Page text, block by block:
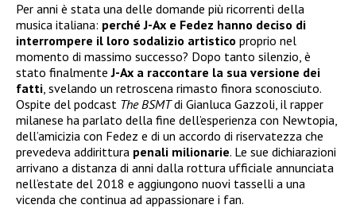
Per anni è stata una delle domande più ricorrenti della
musica italiana: perché J-Ax e Fedez hanno deciso di
interrompere il loro sodalizio artistico proprio nel
momento di massimo successo? Dopo tanto silenzio, è
stato finalmenteJ-Ax a raccontare la sua versione dei
fatti, svelando un retroscena rimasto finora sconosciuto.
Ospite del podcast The BSMTdi Gianluca Gazzoli, il rapper
milanese ha parlato della fine dell’esperienza con Newtopia,
dell’amicizia con Fedez e di un accordo di riservatezza che
prevedeva addirittura penali milionarie. Le sue dichiarazioni
arrivano a distanza di anni dalla rottura ufficiale annunciata
nell’estate del 2018 e aggiungono nuovi tasselli a una
vicenda che continua ad appassionare i fan.